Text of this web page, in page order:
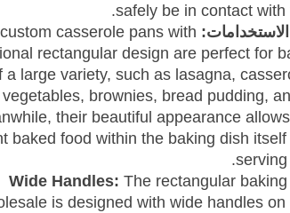
safely be in contact with
casserole pans with
rectangular design are perfect for
a large variety, such as lasagna,
brownies, bread pudding,
their beautiful appearance
baked food within the baking dish itself
serving
Wide Handles: The rectangular
is designed with wide handles on